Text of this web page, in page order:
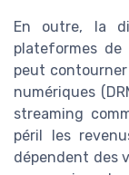
En outre, la
plateformes
peut
numériques
streaming
péril les
dépendent des